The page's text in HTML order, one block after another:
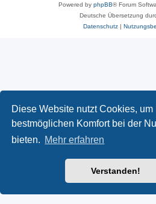
Diese Website nutzt Cookies, um
bestmöglichen Komfort bei der
bieten. Mehr erfahren
Verstanden!
Powered by phpBB® Forum
Deutsche Übersetzung
Datenschutz|